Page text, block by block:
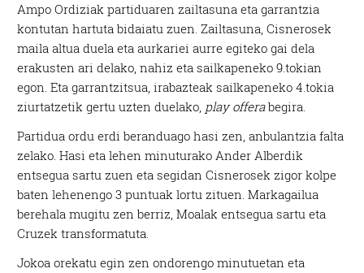
Ampo Ordiziak partiduaren zailtasuna eta garrantzia
kontutan hartuta bidaiatu zuen. Zailtasuna, Cisnerosek
maila altua duela eta aurkariei aurre egiteko gai dela
erakusten ari delako, nahiz eta sailkapeneko 9.tokian
egon. Eta garrantzitsua, irabazteak sailkapeneko 4.tokia
ziurtatzetik gertu uzten duelako, play offerabegira.
Partidua ordu erdi beranduago hasi zen, anbulantzia falta
zelako. Hasi eta lehen minuturako Ander Alberdik
entsegua sartu zuen eta segidan Cisnerosek zigor kolpe
baten lehenengo 3 puntuak lortu zituen. Markagailua
berehala mugitu zen berriz, Moalak entsegua sartu eta
Cruzek transformatuta.
Jokoa orekatu egin zen ondorengo minutuetan eta